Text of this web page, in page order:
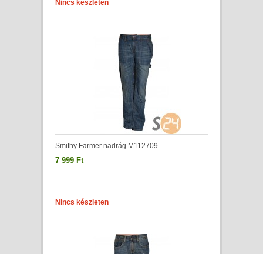
Nincs készleten
Smithy Farmer nadrág M112709
7 999 Ft
Nincs készleten